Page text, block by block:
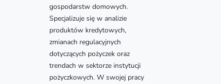
gospodarstw domowych.
Specjalizuje się w analizie
produktów kredytowych,
zmianach regulacyjnych
dotyczących pożyczek oraz
trendach w sektorze instytucji
pożyczkowych. W swojej pracy